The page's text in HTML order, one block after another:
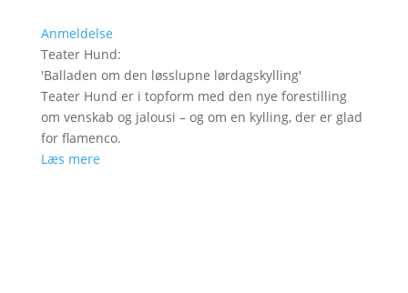
Anmeldelse
Teater Hund:
'Balladen om den løsslupne lørdagskylling'
Teater Hund er i topform med den nye forestilling
om venskab og jalousi – og om en kylling, der er glad
for flamenco.
Læs mere